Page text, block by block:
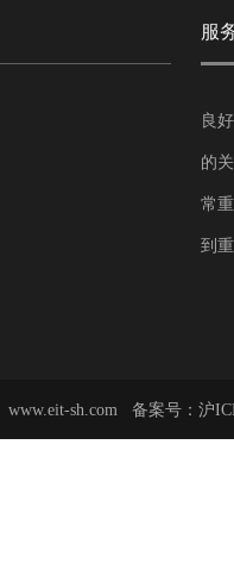
服
良
的
常
到
www.eit-sh.com 备案号： 沪